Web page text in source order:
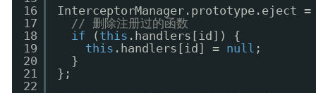
16
17
18
19
20
21
22
InterceptorManager.prototype.eject
// 删除注册过的函数
if
( this .handlers[id]) {
this .handlers[id] = null ;
}
};